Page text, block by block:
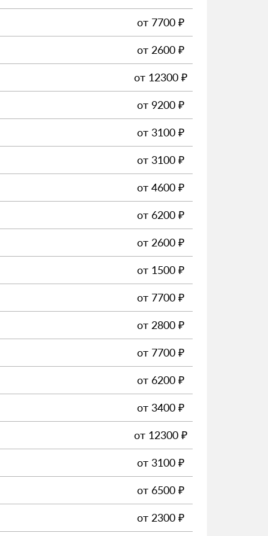
от 7700 ₽
от 2600 ₽
от 12300 ₽
от 9200 ₽
от 3100 ₽
от 3100 ₽
от 4600 ₽
от 6200 ₽
от 2600 ₽
от 1500 ₽
от 7700 ₽
от 2800 ₽
от 7700 ₽
от 6200 ₽
от 3400 ₽
от 12300 ₽
от 3100 ₽
от 6500 ₽
от 2300 ₽